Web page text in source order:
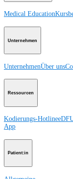
Medical Education
Unternehmen
UnternehmenÜber uns
Ressourcen
Kodierungs-Hotline
App
Patient:in